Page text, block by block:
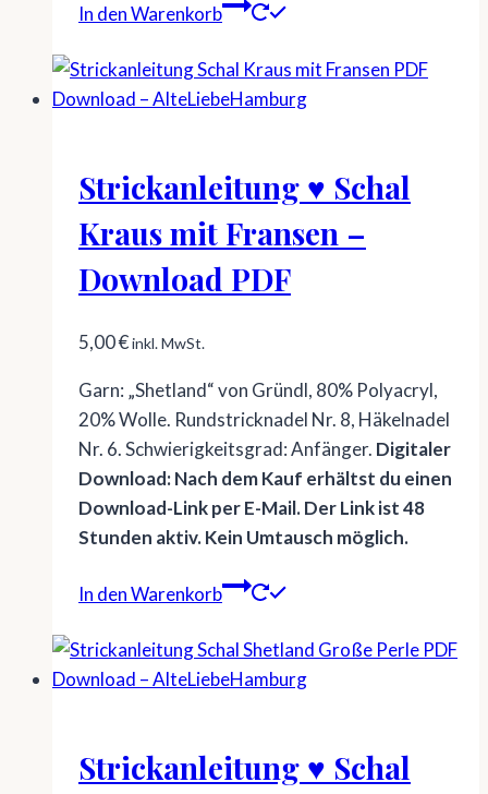
In den Warenkorb
Strickanleitung ♥ Schal
Kraus mit Fransen –
Download PDF
5,00€inkl. MwSt.
Garn: „Shetland“ von Gründl, 80% Polyacryl,
20% Wolle. Rundstricknadel Nr. 8, Häkelnadel
Nr. 6. Schwierigkeitsgrad: Anfänger. Digitaler
Download: Nach dem Kauf erhältst du einen
Download-Link per E-Mail. Der Link ist 48
Stunden aktiv. Kein Umtausch möglich.
In den Warenkorb
Strickanleitung ♥ Schal